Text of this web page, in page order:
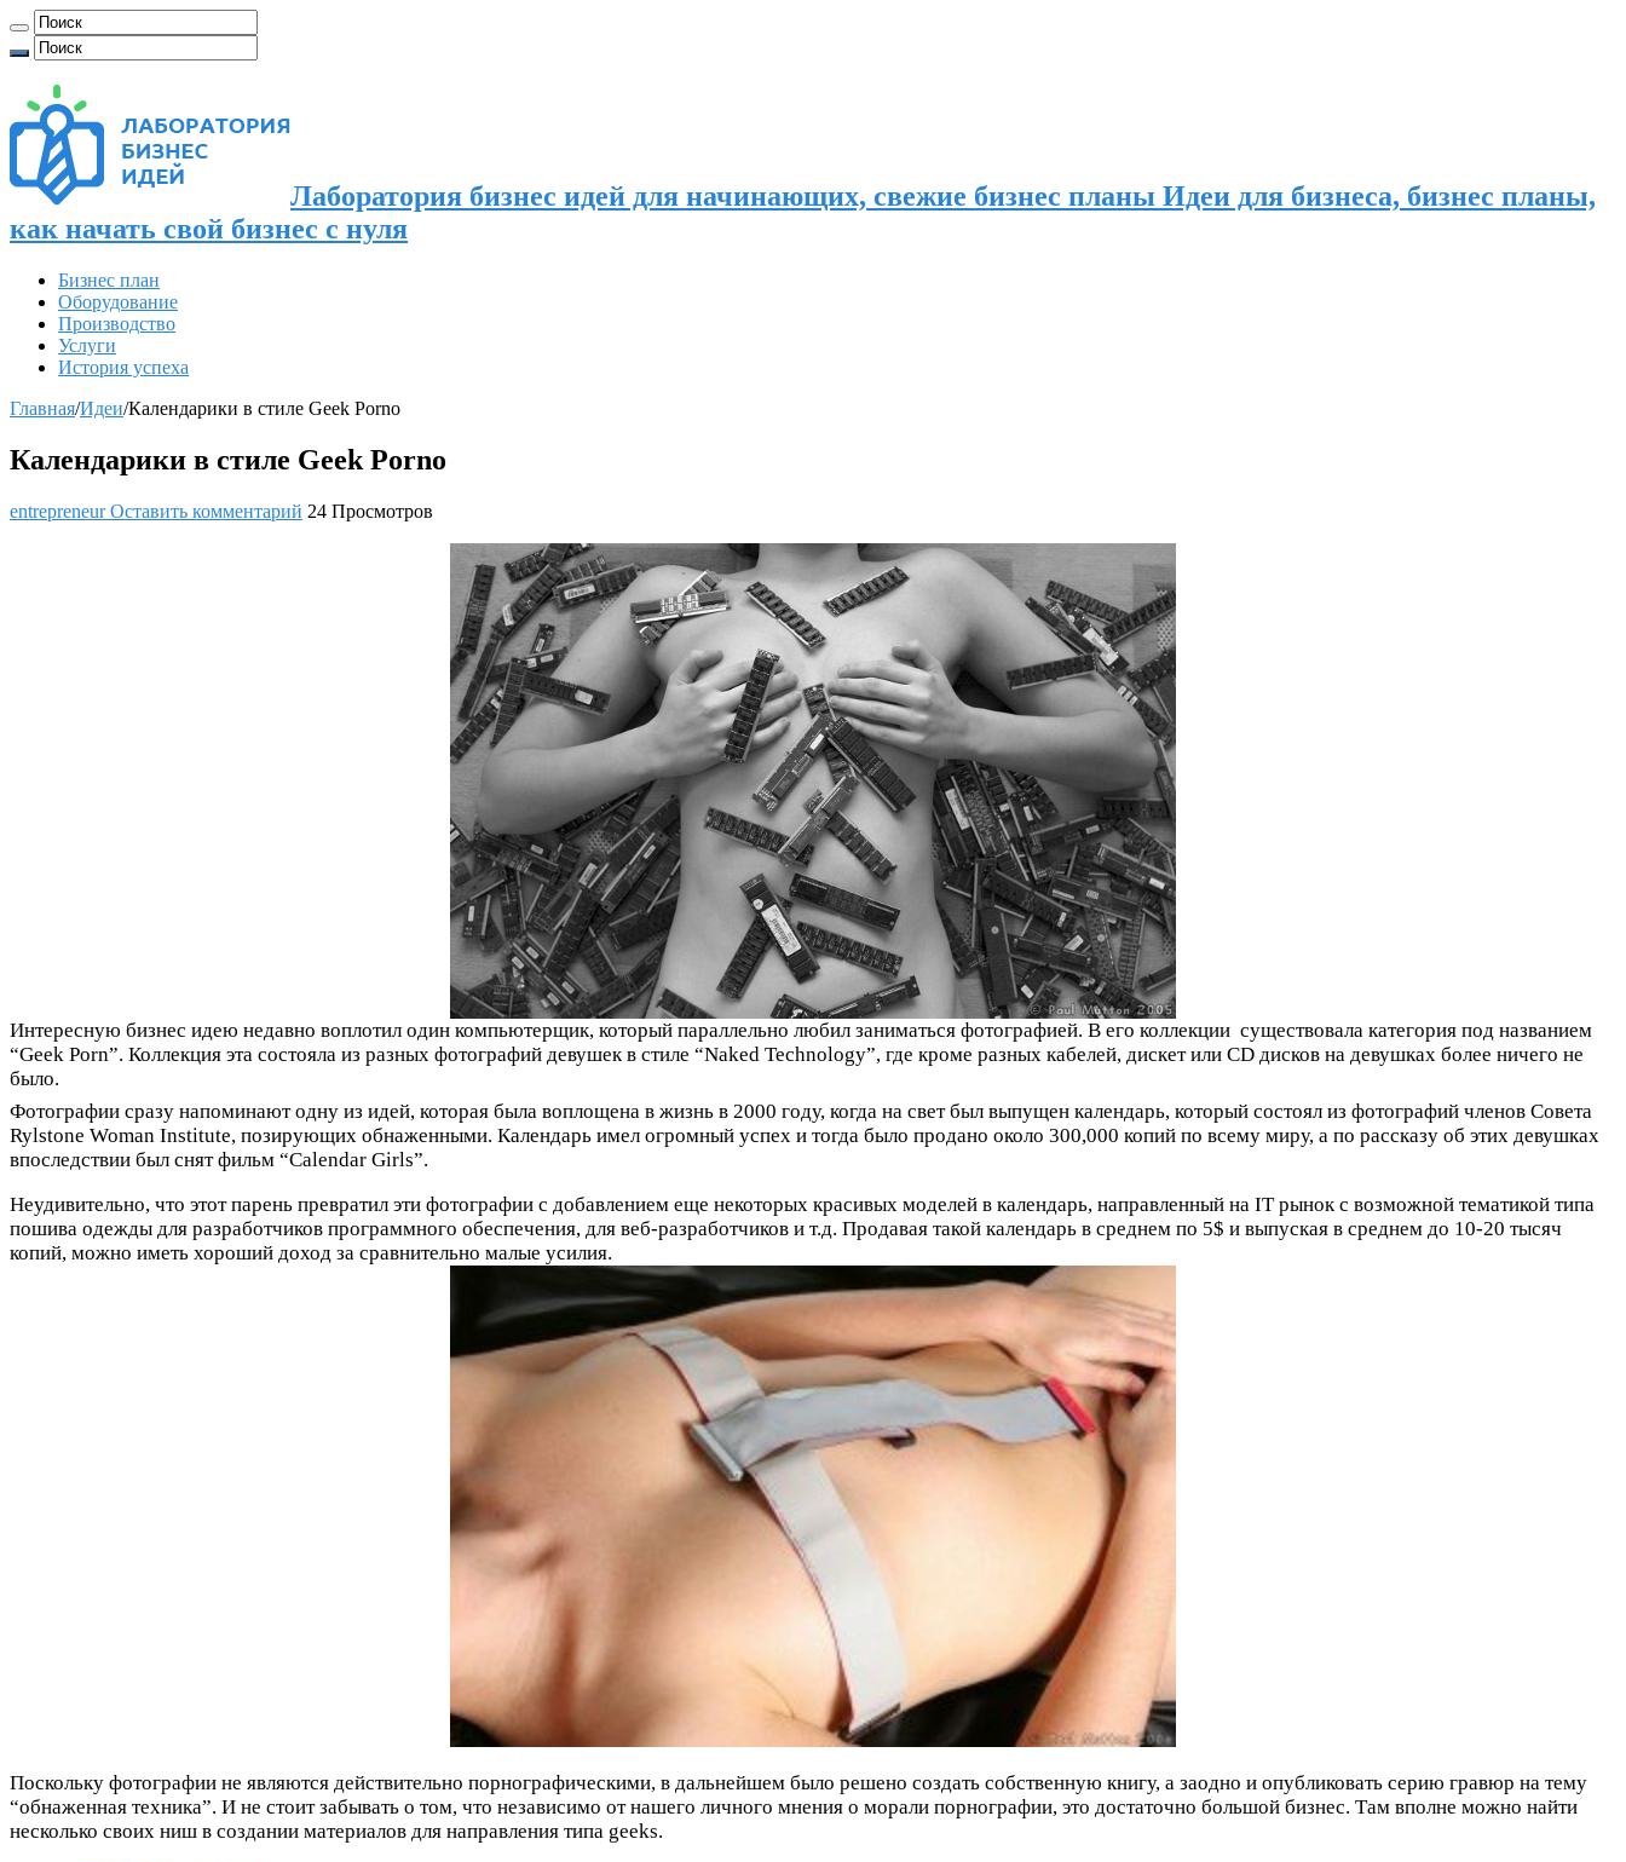
Лаборатория бизнес идей для начинающих, свежие бизнес планы Идеи для бизнеса, бизнес планы,
как начать свой бизнес с нуля
Бизнес план
Оборудование
Производство
Услуги
История успеха
Главная/Идеи/Календарики в стиле Geek Porno
Календарики в стиле Geek Porno
entrepreneurОставить комментарий 24 Просмотров
Интересную бизнес идею недавно воплотил один компьютерщик, который параллельно любил заниматься фотографией. В его коллекции существовала категория под названием
“Geek Porn”. Коллекция эта состояла из разных фотографий девушек в стиле “Naked Technology”, где кроме разных кабелей, дискет или CD дисков на девушках более ничего не
было.
Фотографии сразу напоминают одну из идей, которая была воплощена в жизнь в 2000 году, когда на свет был выпущен календарь, который состоял из фотографий членов Совета
Rylstone Woman Institute, позирующих обнаженными. Календарь имел огромный успех и тогда было продано около 300,000 копий по всему миру, а по рассказу об этих девушках
впоследствии был снят фильм “Calendar Girls”.
Неудивительно, что этот парень превратил эти фотографии с добавлением еще некоторых красивых моделей в календарь, направленный на IT рынок с возможной тематикой типа
пошива одежды для разработчиков программного обеспечения, для веб-разработчиков и т.д. Продавая такой календарь в среднем по 5$ и выпуская в среднем до 10-20 тысяч
копий, можно иметь хороший доход за сравнительно малые усилия.
Поскольку фотографии не являются действительно порнографическими, в дальнейшем было решено создать собственную книгу, а заодно и опубликовать серию гравюр на тему
“обнаженная техника”. И не стоит забывать о том, что независимо от нашего личного мнения о морали порнографии, это достаточно большой бизнес. Там вполне можно найти
несколько своих ниш в создании материалов для направления типа geeks.